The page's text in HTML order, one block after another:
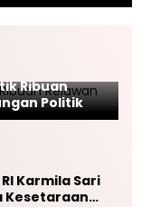
Ribuan
Politik
Karmila Sari
Kesetaraan